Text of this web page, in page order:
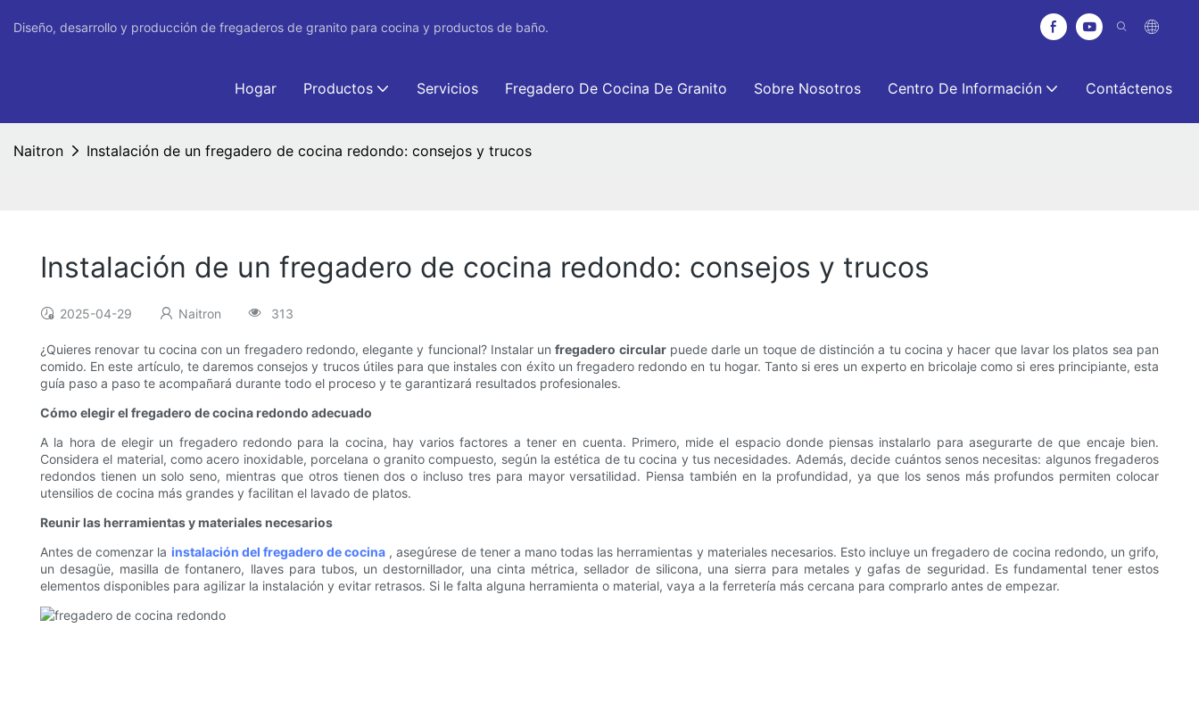
Diseño, desarrollo y producción de fregaderos de granito para cocina y productos de baño.
Hogar Productos Servicios Fregadero De Cocina De Granito Sobre Nosotros Centro De Información Contáctenos
Naitron Instalación de un fregadero de cocina redondo: consejos y trucos
Instalación de un fregadero de cocina redondo: consejos y trucos
2025-04-29 Naitron 313
¿Quieres renovar tu cocina con un fregadero redondo, elegante y funcional? Instalar unfregadero circularpuede darle un toque de distinción a tu cocina y hacer que lavar los platos sea pan
comido. En este artículo, te daremos consejos y trucos útiles para que instales con éxito un fregadero redondo en tu hogar. Tanto si eres un experto en bricolaje como si eres principiante, esta
guía paso a paso te acompañará durante todo el proceso y te garantizará resultados profesionales.
Cómo elegir el fregadero de cocina redondo adecuado
A la hora de elegir un fregadero redondo para la cocina, hay varios factores a tener en cuenta. Primero, mide el espacio donde piensas instalarlo para asegurarte de que encaje bien.
Considera el material, como acero inoxidable, porcelana o granito compuesto, según la estética de tu cocina y tus necesidades. Además, decide cuántos senos necesitas: algunos fregaderos
redondos tienen un solo seno, mientras que otros tienen dos o incluso tres para mayor versatilidad. Piensa también en la profundidad, ya que los senos más profundos permiten colocar
utensilios de cocina más grandes y facilitan el lavado de platos.
Reunir las herramientas y materiales necesarios
Antes de comenzar la instalación del fregadero de cocina , asegúrese de tener a mano todas las herramientas y materiales necesarios. Esto incluye un fregadero de cocina redondo, un grifo,
un desagüe, masilla de fontanero, llaves para tubos, un destornillador, una cinta métrica, sellador de silicona, una sierra para metales y gafas de seguridad. Es fundamental tener estos
elementos disponibles para agilizar la instalación y evitar retrasos. Si le falta alguna herramienta o material, vaya a la ferretería más cercana para comprarlo antes de empezar.